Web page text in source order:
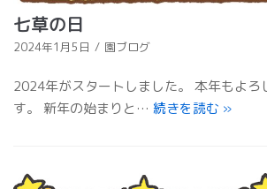
七草の日
2024年1月5日 園ブログ
2024年がスタートしました。 本年もよろ
す。 新年の始まりと… 続きを読む »